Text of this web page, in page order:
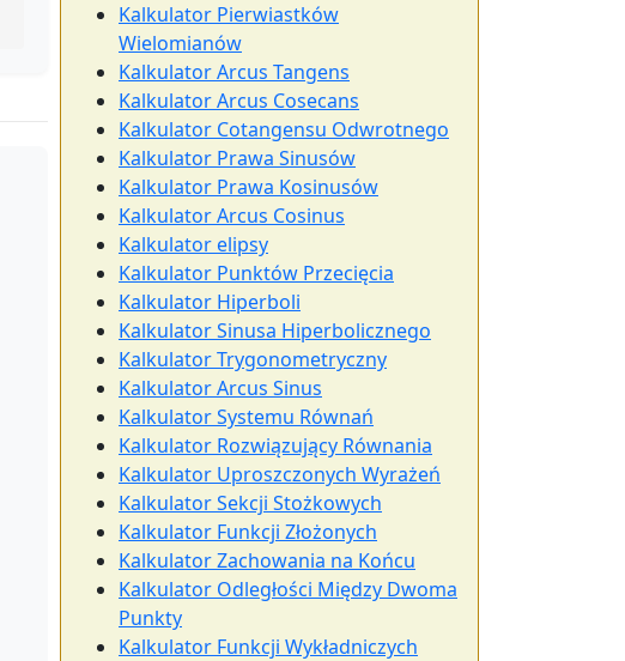
Kalkulator Pierwiastków
Wielomianów
Kalkulator Arcus Tangens
Kalkulator Arcus Cosecans
Kalkulator Cotangensu Odwrotnego
Kalkulator Prawa Sinusów
Kalkulator Prawa Kosinusów
Kalkulator Arcus Cosinus
Kalkulator elipsy
Kalkulator Punktów Przecięcia
Kalkulator Hiperboli
Kalkulator Sinusa Hiperbolicznego
Kalkulator Trygonometryczny
Kalkulator Arcus Sinus
Kalkulator Systemu Równań
Kalkulator Rozwiązujący Równania
Kalkulator Uproszczonych Wyrażeń
Kalkulator Sekcji Stożkowych
Kalkulator Funkcji Złożonych
Kalkulator Zachowania na Końcu
Kalkulator Odległości Między Dwoma
Punkty
Kalkulator Funkcji Wykładniczych